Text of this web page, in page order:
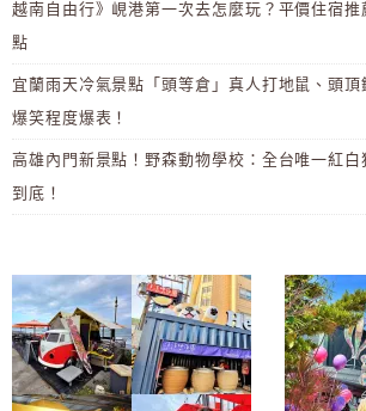
越南自由行》峴港第一次去怎麼玩？平價住宿
點
宜蘭雨天冷氣景點「頭等倉」真人打地鼠、頭
爆笑程度爆表！
高雄內門新景點！野森動物學校：全台唯一紅
到底！